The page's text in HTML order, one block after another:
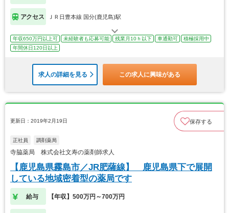
アクセス ＪＲ日豊本線 国分(鹿児島)駅
年収650万円以上可 未経験者も応募可能 残業月10ｈ以下 車通勤可
積極採用中
年間休日120日以上
求人の詳細を見る この求人に興味がある
更新日：2019年2月19日 保存する
正社員 調剤薬局
寺脇薬局 株式会社文寿の薬剤師求人
【鹿児島県霧島市／JR肥薩線】 鹿児島県下で展開
している地域密着型の薬局です
給与 【年収】500万円～700万円